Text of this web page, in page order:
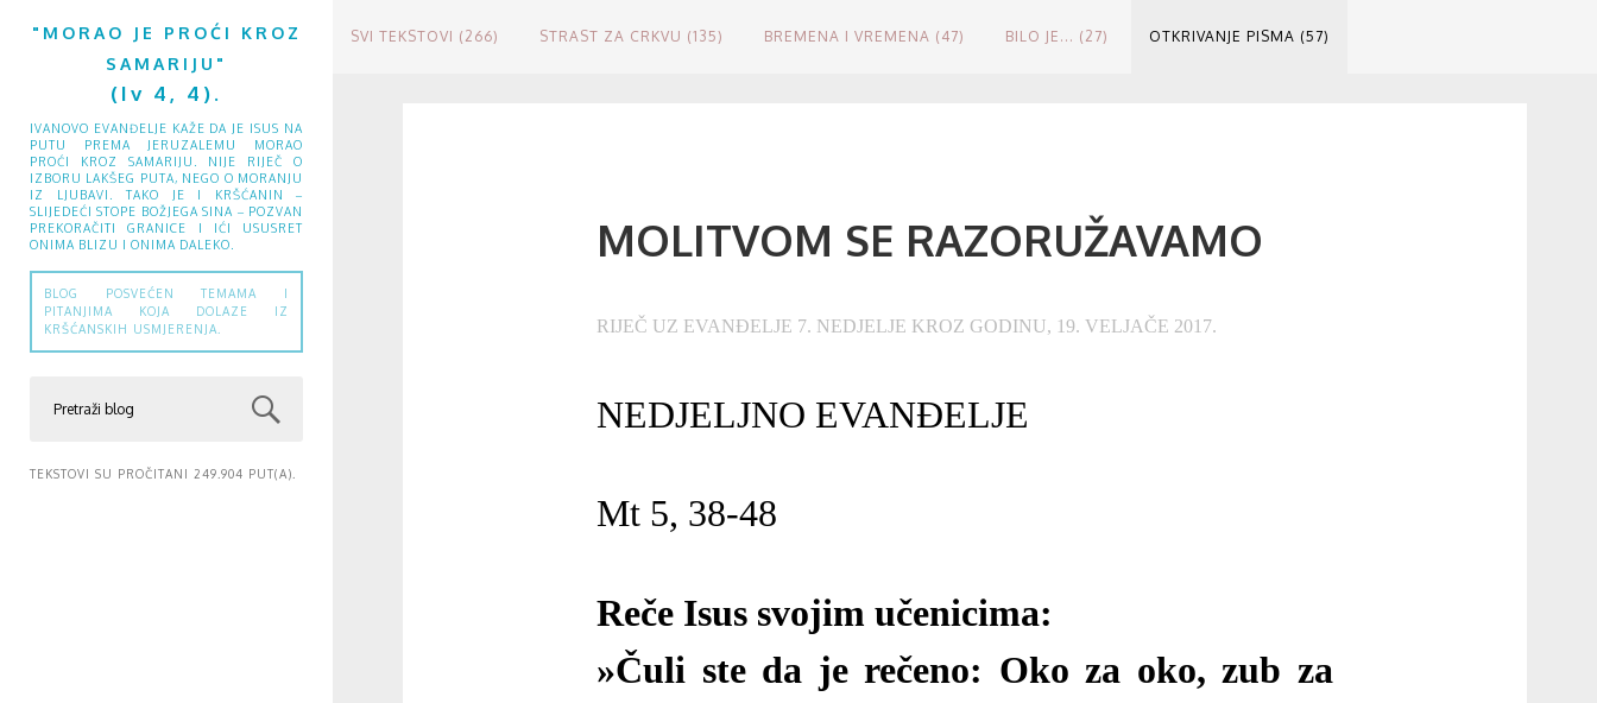
"MORAO JE PROĆI KROZ
SAMARIJU"
(Iv 4, 4).
IVANOVO EVANĐELJE KAŽE DA JE ISUS NA
PUTU PREMA JERUZALEMU MORAO
PROĆI KROZ SAMARIJU. NIJE RIJEČ O
IZBORU LAKŠEG PUTA, NEGO O MORANJU
IZ LJUBAVI. TAKO JE I KRŠĆANIN –
SLIJEDEĆI STOPE BOŽJEGA SINA – POZVAN
PREKORAČITI GRANICE I IĆI USUSRET
ONIMA BLIZU I ONIMA DALEKO.
BLOG POSVEĆEN TEMAMA I
PITANJIMA KOJA DOLAZE IZ
KRŠĆANSKIH USMJERENJA.
TEKSTOVI SU PROČITANI 249.904 PUT(A).
SVI TEKSTOVI (266) STRAST ZA CRKVU (135) BREMENA I VREMENA (47) BILO JE... (27) OTKRIVANJE PISMA (57)
MOLITVOM SE RAZORUŽAVAMO
RIJEČ UZ EVANĐELJE 7. NEDJELJE KROZ GODINU, 19. VELJAČE 2017.
NEDJELJNO EVANĐELJE
Mt 5, 38-48
Reče Isus svojim učenicima:
»Čuli ste da je rečeno: Oko za oko, zub za